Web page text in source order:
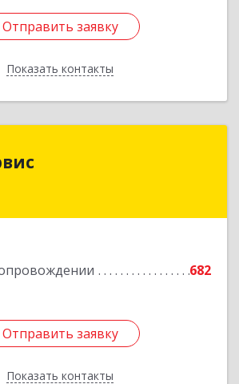
Отправить заявку
Показать контакты
Отправить заявку
Назад
682
Отправить заявку
Показать контакты
обл, Брянск г, Ульянова ул,
Отправить заявку
Назад